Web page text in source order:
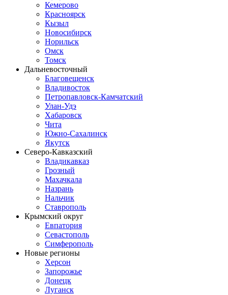
Кемерово
Красноярск
Кызыл
Новосибирск
Норильск
Омск
Томск
Дальневосточный
Благовещенск
Владивосток
Петропавловск-Камчатский
Улан-Удэ
Хабаровск
Чита
Южно-Сахалинск
Якутск
Северо-Кавказский
Владикавказ
Грозный
Махачкала
Назрань
Нальчик
Ставрополь
Крымский округ
Евпатория
Севастополь
Симферополь
Новые регионы
Херсон
Запорожье
Донецк
Луганск